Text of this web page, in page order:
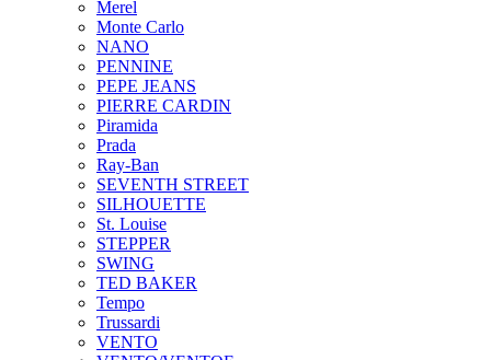
Merel
Monte Carlo
NANO
PENNINE
PEPE JEANS
PIERRE CARDIN
Piramida
Prada
Ray-Ban
SEVENTH STREET
SILHOUETTE
St. Louise
STEPPER
SWING
TED BAKER
Tempo
Trussardi
VENTO